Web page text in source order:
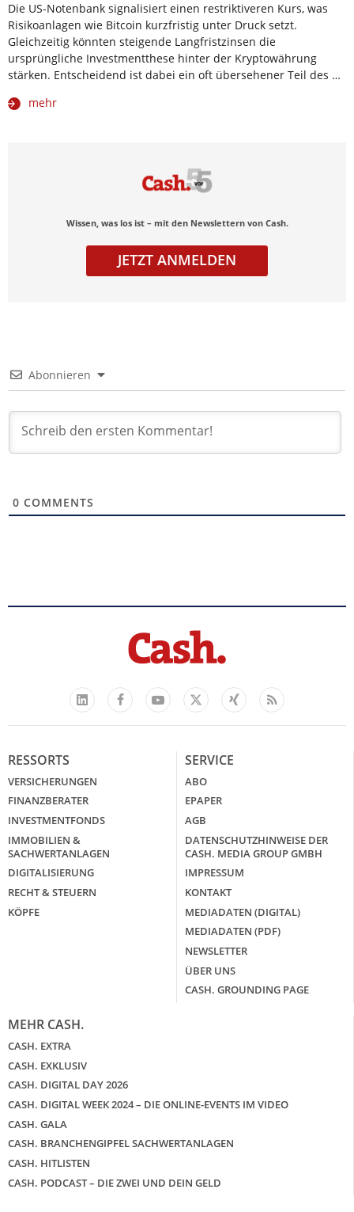
Die US-Notenbank signalisiert einen restriktiveren Kurs, was
Risikoanlagen wie Bitcoin kurzfristig unter Druck setzt.
Gleichzeitig könnten steigende Langfristzinsen die
ursprüngliche Investmentthese hinter der Kryptowährung
stärken. Entscheidend ist dabei ein oft übersehener Teil des …
mehr
Wissen, was los ist – mit den Newslettern von Cash.
JETZT ANMELDEN
Abonnieren
0 COMMENTS
LinkedIn
FacebookYouTube
X
Xing Feed
RESSORTS
VERSICHERUNGEN
FINANZBERATER
INVESTMENTFONDS
IMMOBILIEN &
SACHWERTANLAGEN
DIGITALISIERUNG
RECHT & STEUERN
KÖPFE
SERVICE
ABO
EPAPER
AGB
DATENSCHUTZHINWEISE DER
CASH. MEDIA GROUP GMBH
IMPRESSUM
KONTAKT
MEDIADATEN (DIGITAL)
MEDIADATEN (PDF)
NEWSLETTER
ÜBER UNS
CASH. GROUNDING PAGE
MEHR CASH.
CASH. EXTRA
CASH. EXKLUSIV
CASH. DIGITAL DAY 2026
CASH. DIGITAL WEEK 2024 – DIE ONLINE-EVENTS IM VIDEO
CASH. GALA
CASH. BRANCHENGIPFEL SACHWERTANLAGEN
CASH. HITLISTEN
CASH. PODCAST – DIE ZWEI UND DEIN GELD